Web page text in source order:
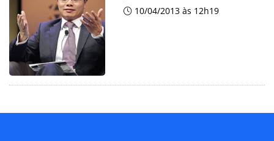
10/04/2013 às 12h19